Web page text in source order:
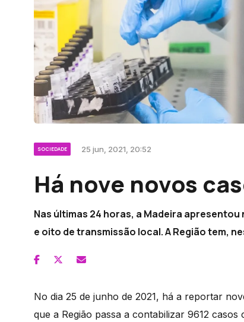
SOCIEDADE 25 jun, 2021, 20:52
Há nove novos
Nas últimas 24 horas, a Madeira
e oito de transmissão local. A Região tem,
No dia 25 de junho de 2021, há a reportar
que a Região passa a contabilizar 9612